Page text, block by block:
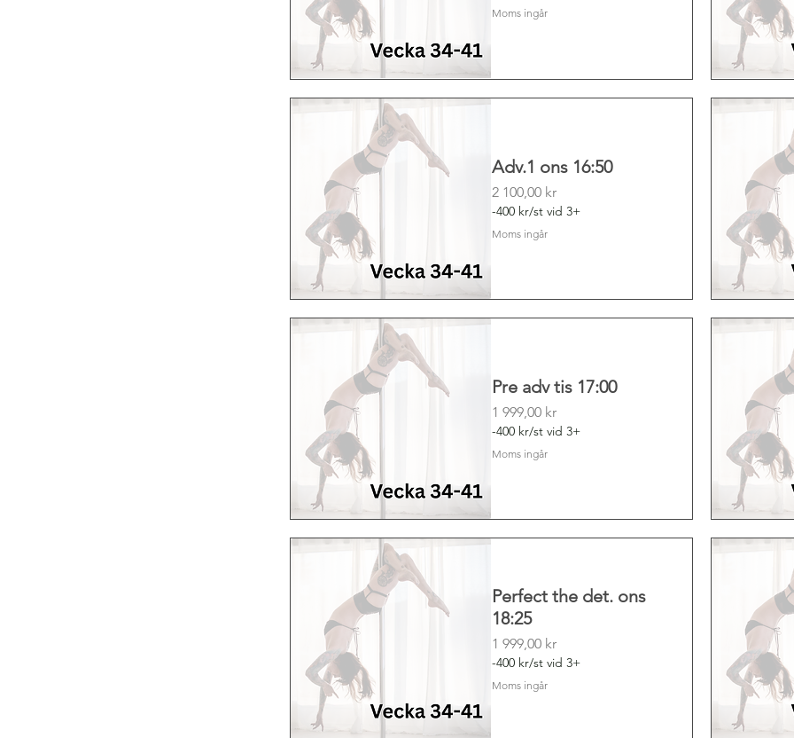
Moms ingår
Adv.1 ons 16:50
Pris
2 100,00 kr
-400 kr/st vid 3+
Moms ingår
Pre adv tis 17:00
Pris
1 999,00 kr
-400 kr/st vid 3+
Moms ingår
Perfect the det. ons
18:25
Pris
1 999,00 kr
-400 kr/st vid 3+
Moms ingår